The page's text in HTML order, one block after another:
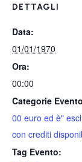
DETTAGLI
Data:
01/01/1970
Ora:
00:00
Categorie
00 euro ed è"
con crediti
Tag Evento: